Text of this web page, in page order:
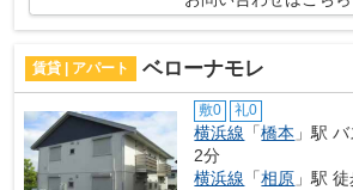
賃貸 | アパート ベローナモレ
敷0 礼0
横浜線 「橋本 」駅
2分
横浜線 「相原 」駅